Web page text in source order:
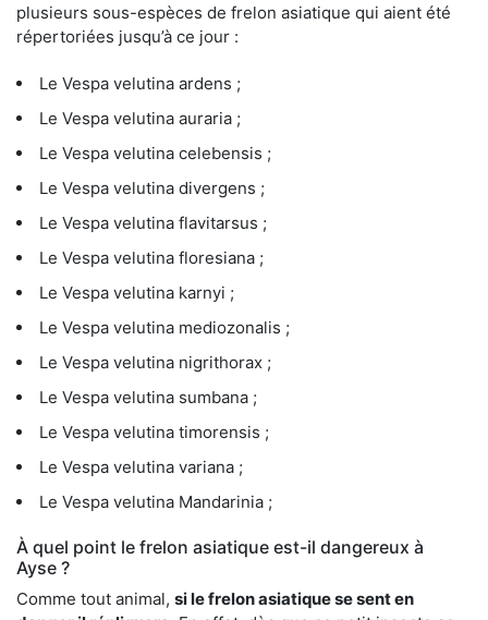
plusieurs sous-espèces de frelon asiatique qui aient été
répertoriées jusqu’à ce jour :
Le Vespa velutina ardens ;
Le Vespa velutina auraria ;
Le Vespa velutina celebensis ;
Le Vespa velutina divergens ;
Le Vespa velutina flavitarsus ;
Le Vespa velutina floresiana ;
Le Vespa velutina karnyi ;
Le Vespa velutina mediozonalis ;
Le Vespa velutina nigrithorax ;
Le Vespa velutina sumbana ;
Le Vespa velutina timorensis ;
Le Vespa velutina variana ;
Le Vespa velutina Mandarinia ;
À quel point le frelon asiatique est-il dangereux à
Ayse ?
Comme tout animal, si le frelon asiatique se sent en